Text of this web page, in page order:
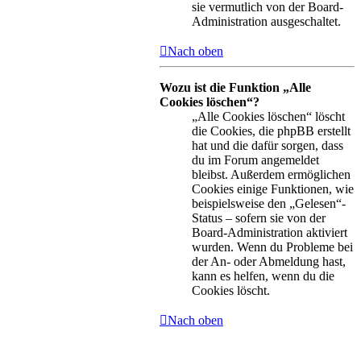
sie vermutlich von der Board-
Administration ausgeschaltet.
Nach oben
Wozu ist die Funktion „Alle
Cookies löschen“?
„Alle Cookies löschen“ löscht
die Cookies, die phpBB erstellt
hat und die dafür sorgen, dass
du im Forum angemeldet
bleibst. Außerdem ermöglichen
Cookies einige Funktionen, wie
beispielsweise den „Gelesen“-
Status – sofern sie von der
Board-Administration aktiviert
wurden. Wenn du Probleme bei
der An- oder Abmeldung hast,
kann es helfen, wenn du die
Cookies löscht.
Nach oben